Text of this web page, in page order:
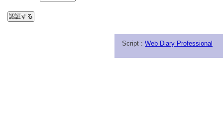
Script : Web Diary Professional